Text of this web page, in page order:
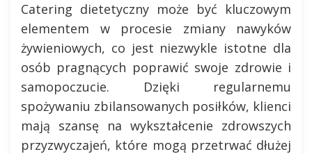
Catering dietetyczny może być kluczowym
elementem w procesie zmiany nawyków
żywieniowych, co jest niezwykle istotne dla
osób pragnących poprawić swoje zdrowie i
samopoczucie. Dzięki regularnemu
spożywaniu zbilansowanych posiłków, klienci
mają szansę na wykształcenie zdrowszych
przyzwyczajeń, które mogą przetrwać dłużej